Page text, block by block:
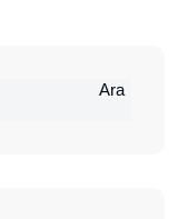
Ara